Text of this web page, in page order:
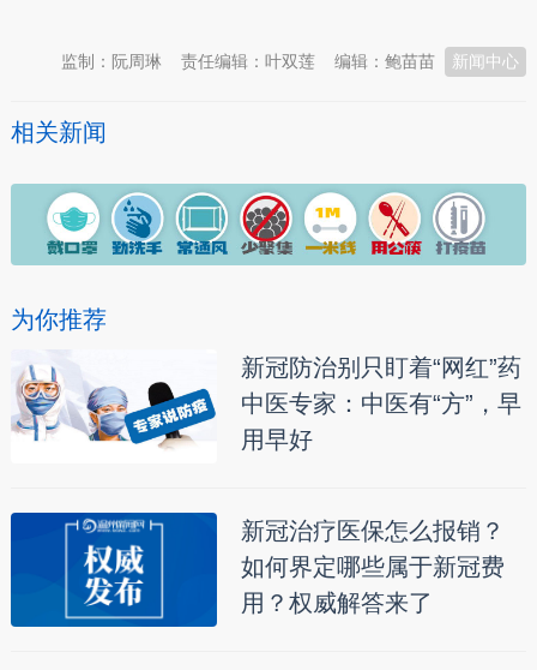
新闻中心
编辑：鲍苗苗
责任编辑：叶双莲
监制：阮周琳
相关新闻
为你推荐
新冠防治别只盯着“网红”药
中医专家：中医有“方”，早
用早好
新冠治疗医保怎么报销？
如何界定哪些属于新冠费
用？权威解答来了